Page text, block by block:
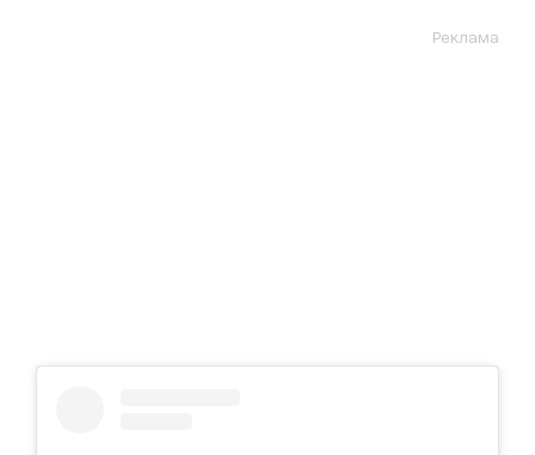
Реклама